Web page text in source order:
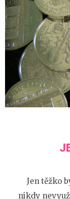
Jen těžko
nikdy